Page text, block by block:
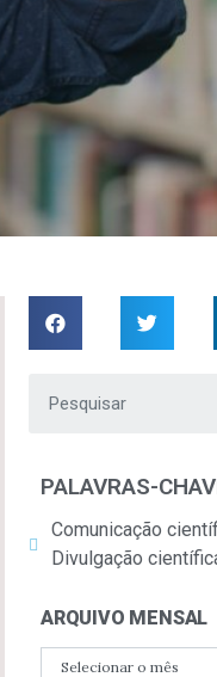
PALAVRAS-
Comunicação
Divulgação
ARQUIVO MENSAL